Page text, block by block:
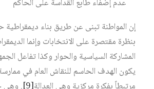
عدم إضفاء طابع القداسة على الحاكم
إن المواطنة تبنى عن طريق بناء ديمقراطية
بنظرة مقتصرة على الانتخابات وإنما
المشاركة السياسية والحوار وكذا تفاعل
يكون الهدف الحاسم للنقاش العام في